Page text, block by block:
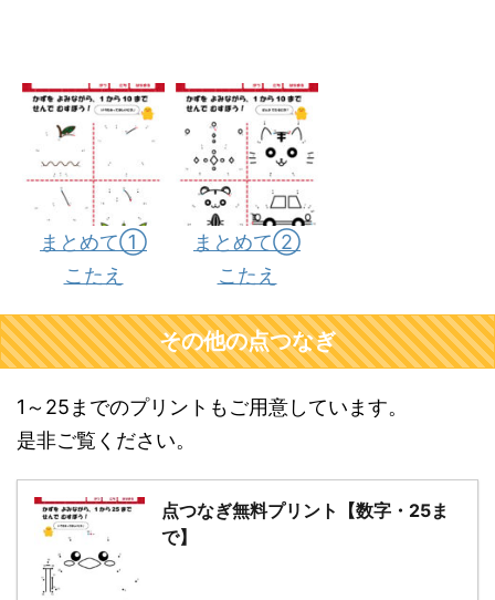
まとめて①
こたえ
まとめて②
こたえ
その他の点つなぎ
1～25までのプリントもご用意しています。
是非ご覧ください。
点つなぎ無料プリント【数字・25ま
で】